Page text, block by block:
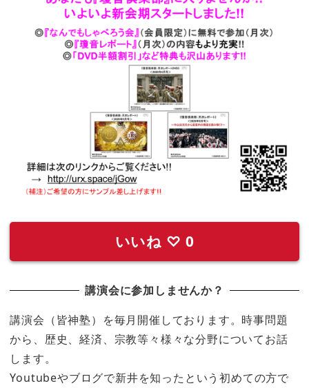
いいね ♡ 0
講演会に参加しませんか？
講演会（皆神塾）を毎月開催しております。時事問題
から、歴史、経済、宗教等々様々な分野についてお話
します。
Youtubeやブログで新井を知ったという初めての方で